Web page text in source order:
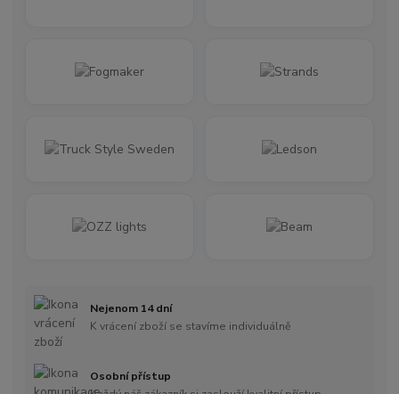
Nejenom 14 dní
K vrácení zboží se stavíme individuálně
Osobní přístup